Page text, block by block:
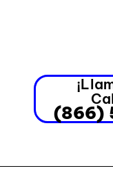
(866)